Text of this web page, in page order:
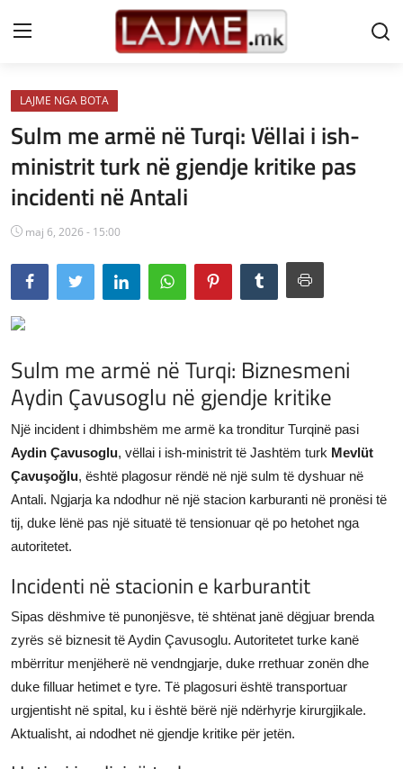
Shtëpi
LAJME MAQEDONI
SHQIPERI
KOSOVA
LAJME NGA BOTA
SHOWBIZ
SHENDETI
JETA
Gallery
Shqip
LAJME NGA BOTA
Sulm me armë në Turqi: Vëllai i ish-
ministrit turk në gjendje kritike pas
incidenti në Antali
maj 6, 2026 - 15:00
Sulm me armë në Turqi: Biznesmeni
Aydin Çavusoglu në gjendje kritike
Një incident i dhimbshëm me armë ka tronditur Turqinë pasi
Aydin Çavusoglu, vëllai i ish-ministrit të Jashtëm turk Mevlüt
Çavuşoğlu, është plagosur rëndë në një sulm të dyshuar në
Antali. Ngjarja ka ndodhur në një stacion karburanti në pronësi të
tij, duke lënë pas një situatë të tensionuar që po hetohet nga
autoritetet.
Incidenti në stacionin e karburantit
Sipas dëshmive të punonjësve, të shtënat janë dëgjuar brenda
zyrës së biznesit të Aydin Çavusoglu. Autoritetet turke kanë
mbërritur menjëherë në vendngjarje, duke rrethuar zonën dhe
duke filluar hetimet e tyre. Të plagosuri është transportuar
urgjentisht në spital, ku i është bërë një ndërhyrje kirurgjikale.
Aktualisht, ai ndodhet në gjendje kritike për jetën.